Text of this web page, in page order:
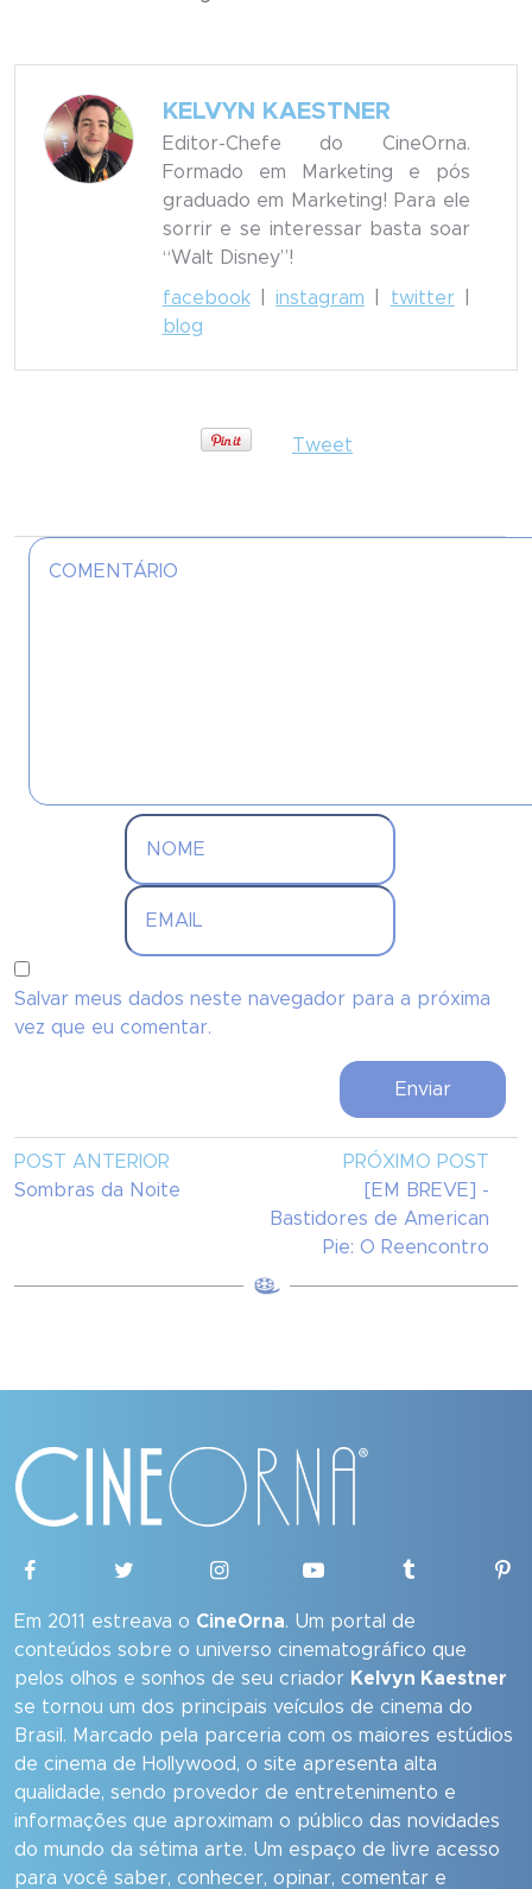
KELVYN KAESTNER
Editor-Chefe do CineOrna.
Formado em Marketing e pós
graduado em Marketing! Para ele
sorrir e se interessar basta soar
“Walt Disney”!
facebook|instagram twitter|
blog
Tweet
Salvar meus dados neste navegador para a próxima
vez que eu comentar.
POST ANTERIOR
Sombras da Noite
PRÓXIMO POST
[EM BREVE] -
Bastidores de American
Pie: O Reencontro
Em 2011 estreava o CineOrna. Um portal de
conteúdos sobre o universo cinematográfico que
pelos olhos e sonhos de seu criador Kelvyn Kaestner
se tornou um dos principais veículos de cinema do
Brasil. Marcado pela parceria com os maiores estúdios
de cinema de Hollywood, o site apresenta alta
qualidade, sendo provedor de entretenimento e
informações que aproximam o público das novidades
do mundo da sétima arte. Um espaço de livre acesso
para você saber, conhecer, opinar, comentar e